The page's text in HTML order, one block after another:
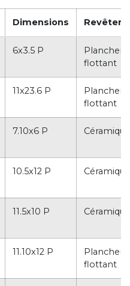
Dimensions
6x3.5 P
Plancher
flottant
11x23.6 P
Plancher
flottant
7.10x6 P Céramique
10.5x12 P Céramique
11.5x10 P Céramique
11.10x12 P
Plancher
flottant